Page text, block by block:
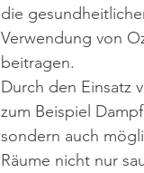
die
Verwendung von
beitragen.
Durch den Einsatz
zum Beispiel
sondern auch
Räume nicht nur